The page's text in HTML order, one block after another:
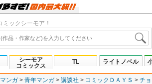
ックシーモア！
シーモア
コミックス
TL ライトノベル
ンガ 青年マンガ 講談社 コミックＤＡＹＳ チョ